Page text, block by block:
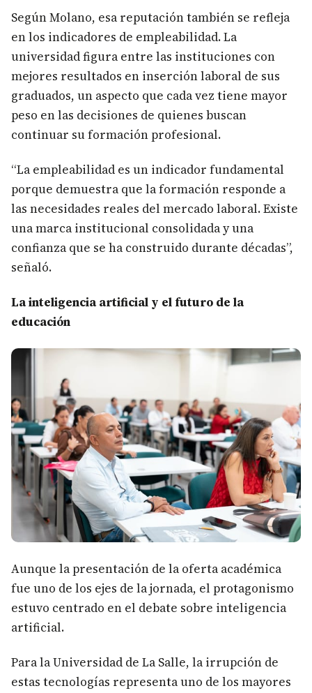
Según Molano, esa reputación también se refleja
en los indicadores de empleabilidad. La
universidad figura entre las instituciones con
mejores resultados en inserción laboral de sus
graduados, un aspecto que cada vez tiene mayor
peso en las decisiones de quienes buscan
continuar su formación profesional.
“La empleabilidad es un indicador fundamental
porque demuestra que la formación responde a
las necesidades reales del mercado laboral. Existe
una marca institucional consolidada y una
confianza que se ha construido durante décadas”,
señaló.
La inteligencia artificial y el futuro de la
educación
Aunque la presentación de la oferta académica
fue uno de los ejes de la jornada, el protagonismo
estuvo centrado en el debate sobre inteligencia
artificial.
Para la Universidad de La Salle, la irrupción de
estas tecnologías representa uno de los mayores